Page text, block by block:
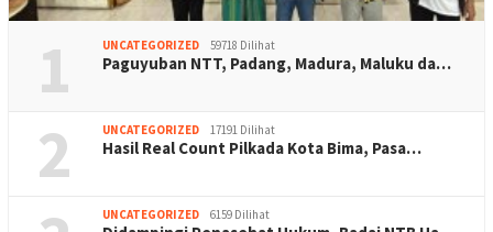
1 UNCATEGORIZED 59718 Dilihat
Paguyuban NTT, Padang, Madura, Maluku da…
2 UNCATEGORIZED 17191 Dilihat
Hasil Real Count Pilkada Kota Bima, Pasa…
UNCATEGORIZED 6159 Dilihat